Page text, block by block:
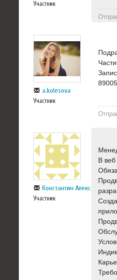
Участник
a.kolesova
Участник
Константин
Участник
В